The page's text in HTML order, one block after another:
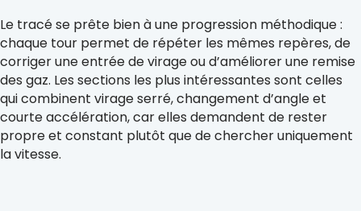
Le tracé se prête bien à une progression méthodique :
chaque tour permet de répéter les mêmes repères, de
corriger une entrée de virage ou d’améliorer une remise
des gaz. Les sections les plus intéressantes sont celles
qui combinent virage serré, changement d’angle et
courte accélération, car elles demandent de rester
propre et constant plutôt que de chercher uniquement
la vitesse.